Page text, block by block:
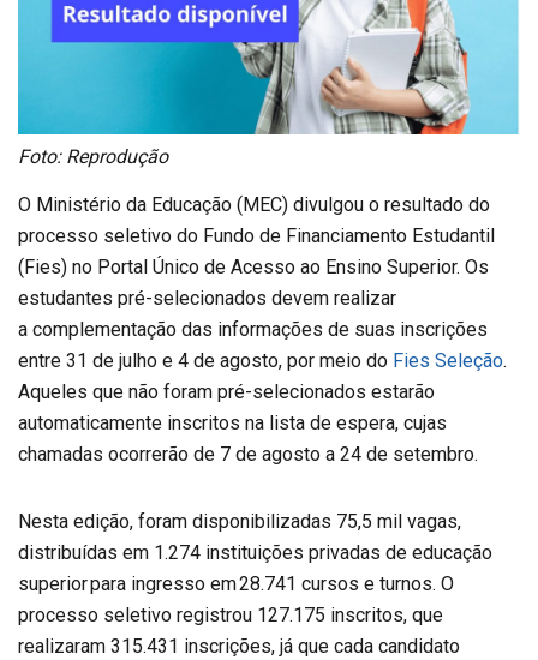
Foto: Reprodução
O Ministério da Educação (MEC) divulgou o resultado do
processo seletivo do Fundo de Financiamento Estudantil
(Fies) no Portal Único de Acesso ao Ensino Superior. Os
estudantes pré-selecionados devem realizar
a complementação das informações de suas inscrições
entre 31 de julho e 4 de agosto, por meio do Fies Seleção.
Aqueles que não foram pré-selecionados estarão
automaticamente inscritos na lista de espera, cujas
chamadas ocorrerão de 7 de agosto a 24 de setembro.
Nesta edição, foram disponibilizadas 75,5 mil vagas,
distribuídas em 1.274 instituições privadas de educação
superior para ingresso em 28.741 cursos e turnos. O
processo seletivo registrou 127.175 inscritos, que
realizaram 315.431 inscrições, já que cada candidato